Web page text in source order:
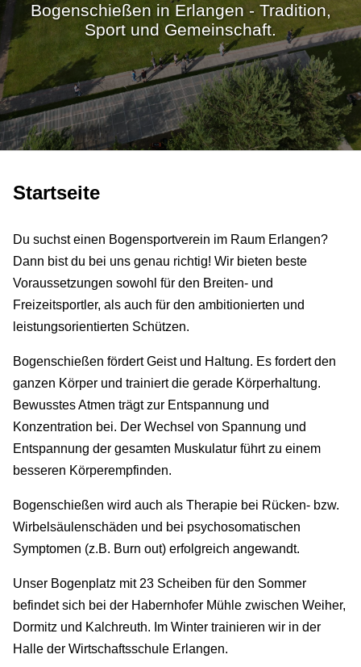
Bogenschießen in Erlangen - Tradition,
Sport und Gemeinschaft.
Startseite
Du suchst einen Bogensportverein im Raum Erlangen?
Dann bist du bei uns genau richtig! Wir bieten beste
Voraussetzungen sowohl für den Breiten- und
Freizeitsportler, als auch für den ambitionierten und
leistungsorientierten Schützen.
Bogenschießen fördert Geist und Haltung. Es fordert den
ganzen Körper und trainiert die gerade Körperhaltung.
Bewusstes Atmen trägt zur Entspannung und
Konzentration bei. Der Wechsel von Spannung und
Entspannung der gesamten Muskulatur führt zu einem
besseren Körperempfinden.
Bogenschießen wird auch als Therapie bei Rücken- bzw.
Wirbelsäulenschäden und bei psychosomatischen
Symptomen (z.B. Burn out) erfolgreich angewandt.
Unser Bogenplatz mit 23 Scheiben für den Sommer
befindet sich bei der Habernhofer Mühle zwischen Weiher,
Dormitz und Kalchreuth. Im Winter trainieren wir in der
Halle der Wirtschaftsschule Erlangen.